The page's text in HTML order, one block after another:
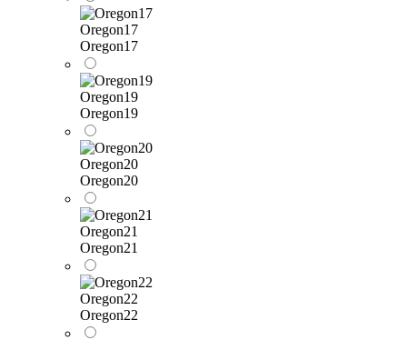
Oregon17
Oregon17
Oregon19
Oregon19
Oregon20
Oregon20
Oregon21
Oregon21
Oregon22
Oregon22